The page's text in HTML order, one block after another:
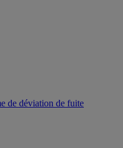
de déviation de fuite